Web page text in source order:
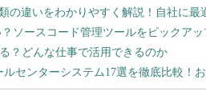
の違いをわかりやすく解説！自社に最
ソースコード管理ツールをピックアッ
？どんな仕事で活用できるのか
ルセンターシステム17選を徹底比較！